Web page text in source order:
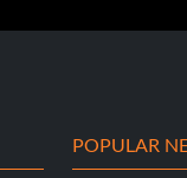
POPULAR